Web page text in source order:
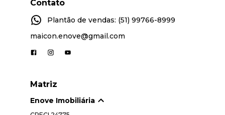
Contato
Plantão de vendas: (51) 99766-8999
maicon.enove@gmail.com
Matriz
Enove Imobiliária